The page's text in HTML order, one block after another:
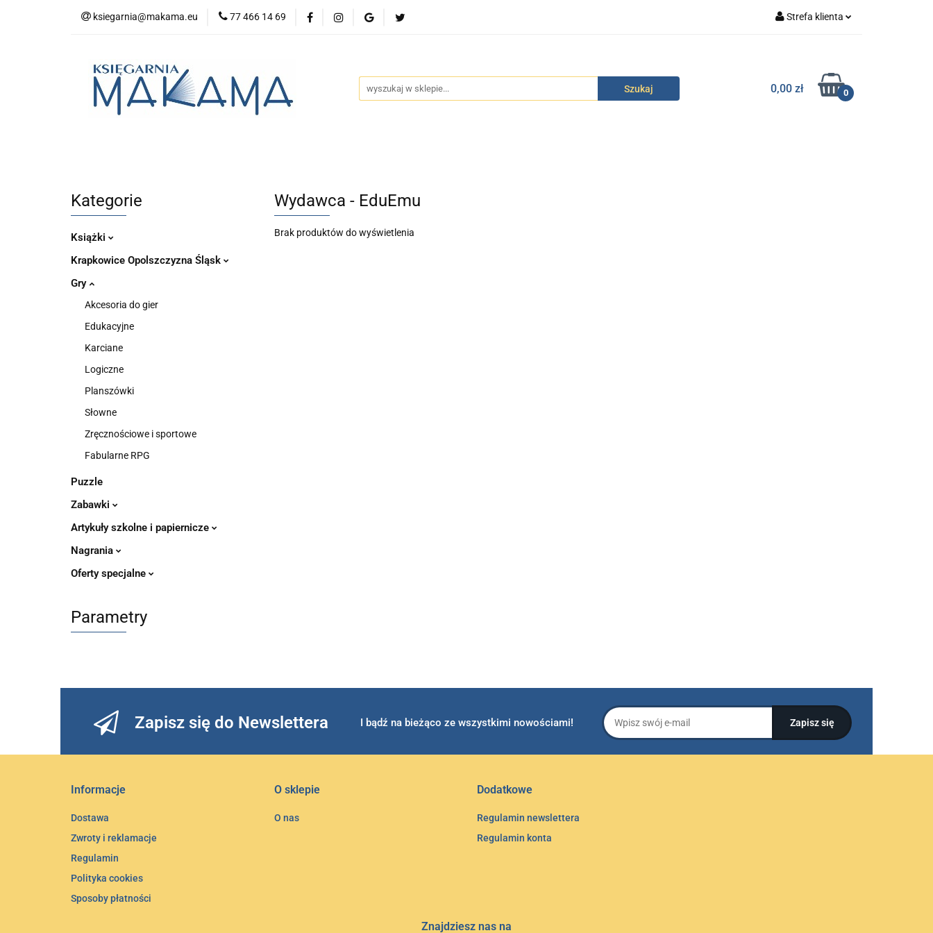
ksiegarnia@makama.eu 77 466 14 69 Strefa klienta
Zarejestruj się
Dodaj zgłoszenie
0,00 zł 0
Kategorie Nowości Bestsellery
Kategorie
Książki
Krapkowice Opolszczyzna Śląsk
Gry
Akcesoria do gier
Edukacyjne
Karciane
Logiczne
Planszówki
Słowne
Zręcznościowe i sportowe
Fabularne RPG
Puzzle
Zabawki
Artykuły szkolne i papiernicze
Nagrania
Oferty specjalne
Parametry
Wydawca - EduEmu
Brak produktów do wyświetlenia
Zapisz się do Newslettera I bądź na bieżąco ze wszystkimi nowościami!
Informacje
Dostawa
Zwroty i reklamacje
Regulamin
Polityka cookies
Sposoby płatności
O sklepie
O nas
Dodatkowe
Regulamin newslettera
Regulamin konta
Znajdziesz nas na